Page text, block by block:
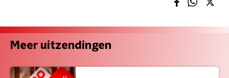
Meer uitzendingen